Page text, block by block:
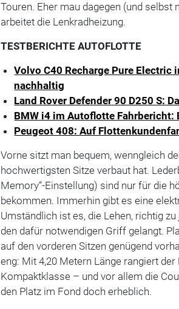
Touren. Eher mau dagegen (und
arbeitet die Lenkradheizung.
TESTBERICHTE AUTOFLOTTE
Volvo C40 Recharge Pure Electric
nachhaltig
Land Rover Defender 90 D250 S:
BMW i4 im Autoflotte Fahrbericht:
Peugeot 408: Auf
Vorne sitzt man bequem, wenngleich
hochwertigsten Sitze verbaut hat.
Memory“-Einstellung) sind nur für die
bekommen. Immerhin gibt es eine
Umständlich ist es, die Lehen, richtig
den dafür notwendigen Griff gelangt.
auf den vorderen Sitzen genügend
eng: Mit 4,20 Metern Länge rangiert
Kompaktklasse – und vor allem die
den Platz im Fond doch erheblich.